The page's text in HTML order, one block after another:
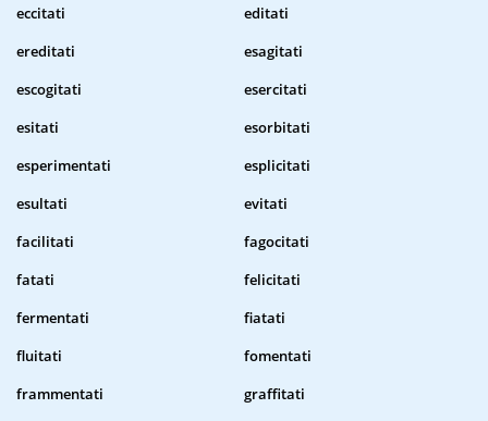
eccitati
editati
ereditati
esagitati
escogitati
esercitati
esitati
esorbitati
esperimentati
esplicitati
esultati
evitati
facilitati
fagocitati
fatati
felicitati
fermentati
fiatati
fluitati
fomentati
frammentati
graffitati